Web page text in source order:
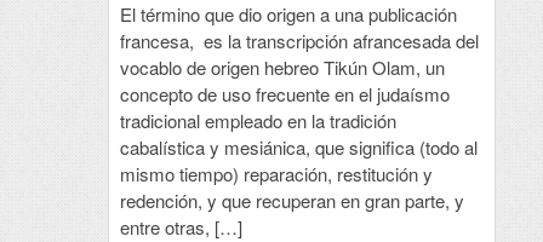
El término que dio origen a una publicación
francesa, es la transcripción afrancesada del
vocablo de origen hebreo Tikún Olam, un
concepto de uso frecuente en el judaísmo
tradicional empleado en la tradición
cabalística y mesiánica, que significa (todo al
mismo tiempo) reparación, restitución y
redención, y que recuperan en gran parte, y
entre otras, […]